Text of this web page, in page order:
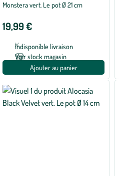
Monstera vert. Le pot Ø 21 cm
19,99 €
Indisponible livraison
Voir stock magasin
Ajouter au panier